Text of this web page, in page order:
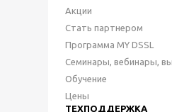
Акции
Стать партнером
Программа MY DSSL
Семинары, вебинары,
Обучение
Цены
ТЕХПОДДЕРЖКА